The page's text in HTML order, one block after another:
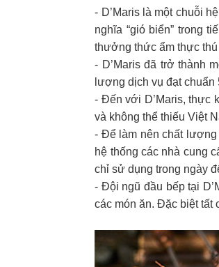
- D’Maris là một chuỗi
nghĩa “gió biển” trong
thưởng thức ẩm thực
- D’Maris đã trở thành
lượng dịch vụ đạt chuẩn
- Đến với D’Maris, thực
và không thể thiếu Việt
- Để làm nên chất lượng
hệ thống các nhà cung
chỉ sử dụng trong ngày
- Đội ngũ đầu bếp tại
các món ăn. Đặc biệt tất